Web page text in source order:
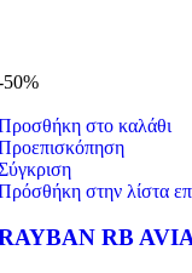
50%
στο καλάθι
στην λίστα
RB